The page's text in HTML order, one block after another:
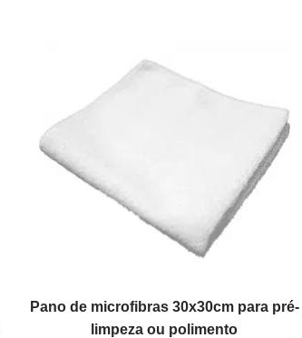
Pano de microfibras 30x30cm para pré-
limpeza ou polimento